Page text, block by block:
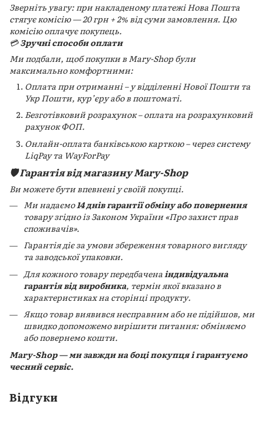
Зверніть увагу: при накладеному платежі Нова Пошта
стягує комісію — 20 грн + 2% від суми замовлення. Цю
комісію оплачує покупець.
💳Зручні способи оплати
Ми подбали, щоб покупки в Mary-Shop були
максимально комфортними:
Оплата при отриманні – у відділенні Нової Пошти та
Укр Пошти, кур’єру або в поштоматі.
Безготівковий розрахунок – оплата на розрахунковий
рахунок ФОП.
Онлайн-оплата банківською карткою – через систему
LiqPay та WayForPay
🛡️ Гарантія від магазину Mary-Shop
Ви можете бути впевнені у своїй покупці.
Ми надаємо14 днів гарантії обміну або повернення
товару згідно із Законом України «Про захист прав
споживачів».
Гарантія діє за умови збереження товарного вигляду
та заводської упаковки.
Для кожного товару передбачена індивідуальна
гарантія від виробника, термін якої вказано в
характеристиках на сторінці продукту.
Якщо товар виявився несправним або не підійшов, ми
швидко допоможемо вирішити питання: обміняємо
або повернемо кошти.
Mary-Shop — ми завжди на боці покупця і гарантуємо
чесний сервіс.
Відгуки